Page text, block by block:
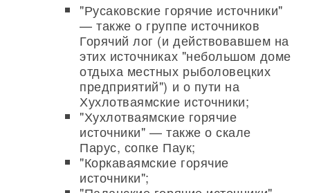
"Русаковские горячие источники"
— также о группе источников
Горячий лог (и действовавшем на
этих источниках "небольшом доме
отдыха местных рыболовецких
предприятий") и о пути на
Хухлотваямские источники;
"Хухлотваямские горячие
источники" — также о скале
Парус, сопке Паук;
"Коркаваямские горячие
источники";